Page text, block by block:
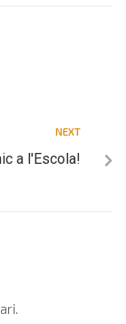
NEXT
a l'Escola!